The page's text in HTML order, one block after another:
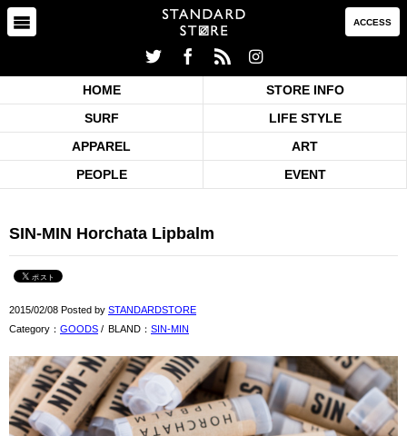
ACCESS
HOME
STORE INFO
SURF
LIFE STYLE
APPAREL
ART
PEOPLE
EVENT
SIN-MIN Horchata Lipbalm
2015/02/08 Posted by STANDARDSTORE
Category： GOODS / BLAND： SIN-MIN